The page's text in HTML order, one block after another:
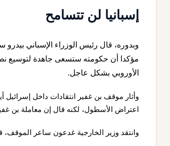
إسبانيا لن تتسامح
وبدوره، قال رئيس الوزراء الإسباني
مؤكدا أن حكومته ستسعى جاهدة لتوسيع
الأوروبي بشكل عاجل.
وأثار موقف بن غفير انتقادات داخل إسرائيل
اعتراض الأسطول، لكنه قال إن معاملة بن
وانتقد وزير الخارجية غدعون ساعر